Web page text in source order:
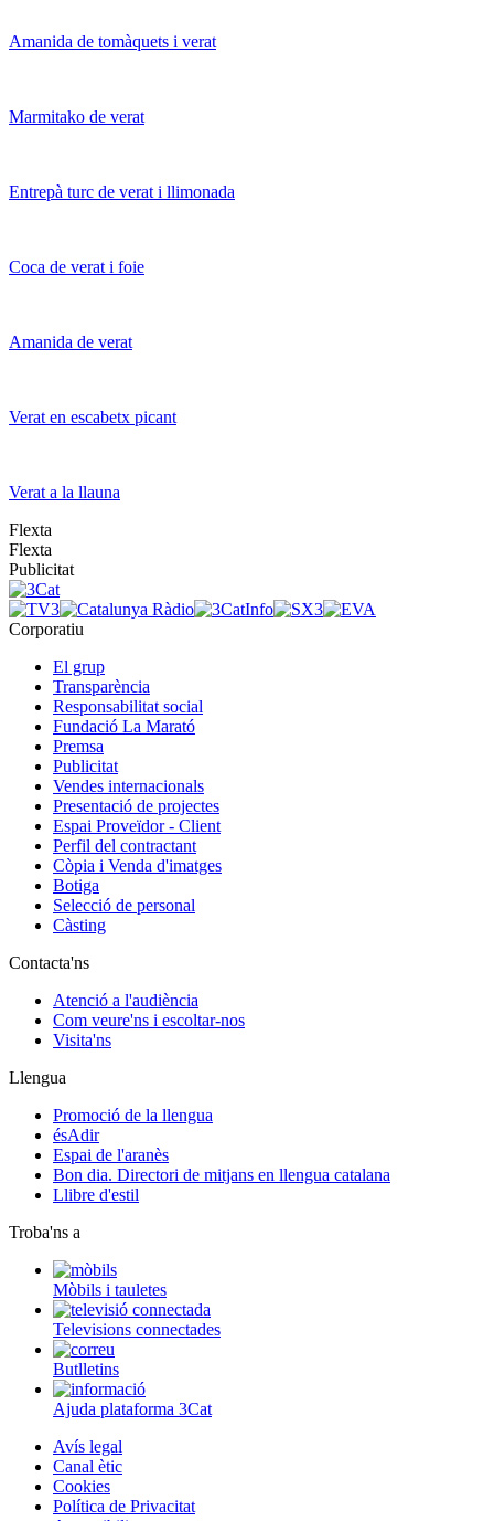
Amanida de tomàquets i verat
Marmitako de verat
Entrepà turc de verat i llimonada
Coca de verat i foie
Amanida de verat
Verat en escabetx picant
Verat a la llauna
Flexta
Flexta
Publicitat
Corporatiu
El grup
Transparència
Responsabilitat social
Fundació La Marató
Premsa
Publicitat
Vendes internacionals
Presentació de projectes
Espai Proveïdor - Client
Perfil del contractant
Còpia i Venda d'imatges
Botiga
Selecció de personal
Càsting
Contacta'ns
Atenció a l'audiència
Com veure'ns i escoltar-nos
Visita'ns
Llengua
Promoció de la llengua
ésAdir
Espai de l'aranès
Bon dia. Directori de mitjans en llengua catalana
Llibre d'estil
Troba'ns a
Mòbils i tauletes
Televisions connectades
Butlletins
Ajuda plataforma 3Cat
Avís legal
Canal ètic
Cookies
Política de Privacitat